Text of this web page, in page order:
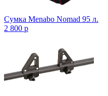
Сумка Menabo Nomad 95 л.
2 800 p